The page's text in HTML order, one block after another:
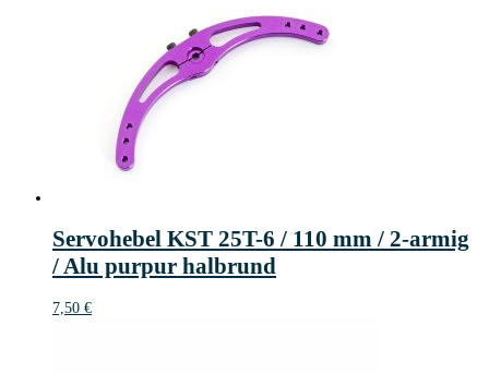
Servohebel KST 25T-6 / 110 mm / 2-armig
/ Alu purpur halbrund
7,50 €